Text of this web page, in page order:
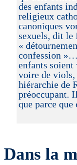
des enfants
religieux
canoniques
sexuels, dit le
«
confession
enfants soient
voire de viols,
hiérarchie de
préoccupant.
que parce
Dans la